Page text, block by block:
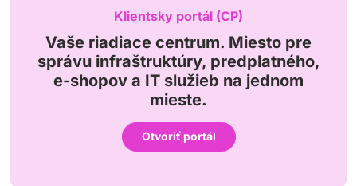
Klientsky portál (CP)
Vaše riadiace centrum. Miesto pre
správu infraštruktúry, predplatného,
e-shopov a IT služieb na jednom
mieste.
Otvoriť portál